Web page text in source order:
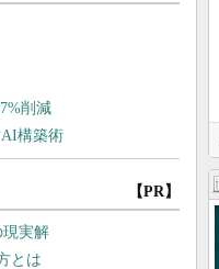
【PR】
実解
とは